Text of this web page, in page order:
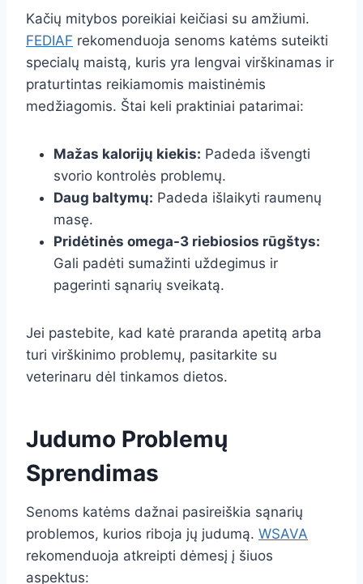
Kačių mitybos poreikiai keičiasi su amžiumi.
FEDIAF rekomenduoja senoms katėms suteikti
specialų maistą, kuris yra lengvai virškinamas ir
praturtintas reikiamomis maistinėmis
medžiagomis. Štai keli praktiniai patarimai:
Mažas kalorijų kiekis: Padeda išvengti
svorio kontrolės problemų.
Daug baltymų: Padeda išlaikyti raumenų
masę.
Pridėtinės omega-3 riebiosios rūgštys:
Gali padėti sumažinti uždegimus ir
pagerinti sąnarių sveikatą.
Jei pastebite, kad katė praranda apetitą arba
turi virškinimo problemų, pasitarkite su
veterinaru dėl tinkamos dietos.
Judumo Problemų
Sprendimas
Senoms katėms dažnai pasireiškia sąnarių
problemos, kurios riboja jų judumą. WSAVA
rekomenduoja atkreipti dėmesį į šiuos
aspektus: